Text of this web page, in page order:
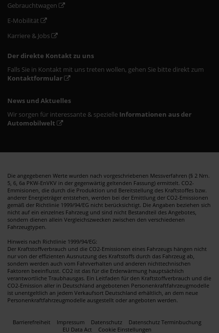
Gebrauchtwagen
E-Mobilität
Karriere & Jobs
Der direkte Kontakt zu uns
Falls Sie in Kontakt mit uns treten wollen, gehen Sie bitte direkt zum
Kontaktformular
News und Aktuelles
Wir sorgen für interessante & spezielle Informationen aus der
Automobilwelt
Die angegebenen Werte wurden nach vorgeschriebenen Messverfahren (§ 2 Nrn.
5, 6, 6a PKW-EnVKV in der gegenwärtig geltenden Fassung) ermittelt. CO2-
Emmisionen, die durch die Produktion und Bereitstellung des Kraftstoffes bzw.
anderer Energieträger entstehen, werden bei der Emittlung der CO2-Emissionen
gemäß der Richtlinie 1999/94/EG nicht berücksichtigt. Die Angaben beziehen sich
nicht auf ein einzelnes Fahrzeug und sind nicht Bestandteil des Angebotes,
sondern dienen allein Vergleichszwecken zwischen den verschiedenen
Fahrzeugtypen.
Hinweis nach Richtlinie 1999/94/EG:
Der Kraftstoffverbrauch und die CO2-Emissionen eines Fahrzeugs hängen nicht
nur von der effizienten Ausnutzung des Kraftstoffs durch das Fahrzeug ab,
sondern werden auch vom Fahrverhalten und anderen nichttechnischen
Faktoren beeinflusst. CO2 ist das für die Erderwärmung hauptsächlich
verantwortliche Traubhausgas. Ein Leitfaden für den Kraftstoffverbrauch und die
CO2-Emission aller in Deutschland angebotenen Personenkraftfahrzeugmodelle
ist unentgeltlich an jedem Verkaufsort Deutschland erhältlich, an dem neue
Personenkraftfahrzeugmodelle ausgestellt oder angeboten werden.
Barrierefreiheit Impressum Datenschutz
Datenschutz Terminbuchung
EU Data Act
Cookie Einstellungen